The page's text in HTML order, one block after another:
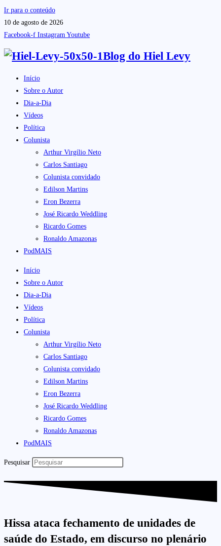
Ir para o conteúdo
10 de agosto de 2026
Facebook-f Instagram Youtube
Blog do Hiel Levy
Início
Sobre o Autor
Dia-a-Dia
Vídeos
Política
Colunista
Arthur Virgílio Neto
Carlos Santiago
Colunista convidado
Edilson Martins
Eron Bezerra
José Ricardo Weddling
Ricardo Gomes
Ronaldo Amazonas
PodMAIS
Início
Sobre o Autor
Dia-a-Dia
Vídeos
Política
Colunista
Arthur Virgílio Neto
Carlos Santiago
Colunista convidado
Edilson Martins
Eron Bezerra
José Ricardo Weddling
Ricardo Gomes
Ronaldo Amazonas
PodMAIS
Pesquisar
Hissa ataca fechamento de unidades de
saúde do Estado, em discurso no plenário